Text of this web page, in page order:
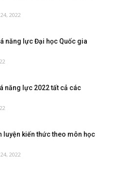
2022
năng lực Đại học Quốc gia
năng lực 2022 tất cả các
luyện kiến thức theo môn học
2022